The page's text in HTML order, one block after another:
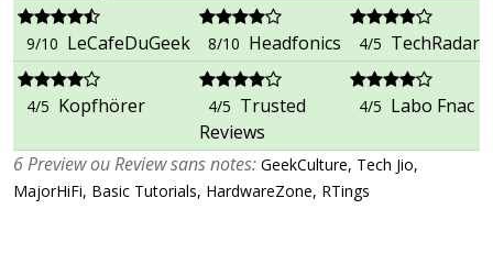
9/10 LeCafeDuGeek 8/10 Headfonics 4/5 TechRadar
4/5 Kopfhörer 4/5 Trusted
Reviews
4/5 Labo Fnac
6 Preview ou Review sans notes: GeekCulture, Tech Jio,
MajorHiFi, Basic Tutorials, HardwareZone, RTings